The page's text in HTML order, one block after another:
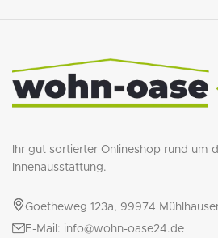
Ihr gut sortierter Onlineshop rund um
Innenausstattung.
Goetheweg 123a, 99974
E-Mail: info@wohn-oase24.de